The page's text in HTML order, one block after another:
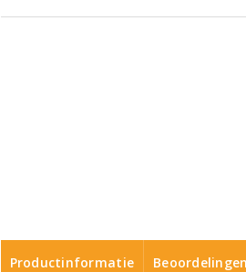
Productinformatie Beoordelingen